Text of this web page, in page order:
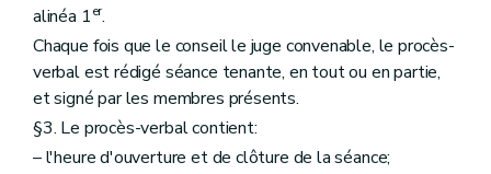
alinéa 1er.
Chaque fois que le conseil le juge convenable, le procès-
verbal est rédigé séance tenante, en tout ou en partie,
et signé par les membres présents.
§3. Le procès-verbal contient:
– l'heure d'ouverture et de clôture de la séance;